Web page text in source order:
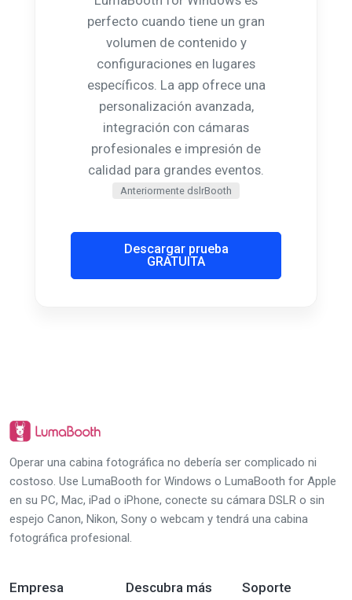
perfecto cuando tiene un gran
volumen de contenido y
configuraciones en lugares
específicos. La app ofrece una
personalización avanzada,
integración con cámaras
profesionales e impresión de
calidad para grandes eventos.
Anteriormente dslrBooth
Descargar prueba
GRATUITA
Operar una cabina fotográfica no debería ser complicado ni
costoso. Use LumaBooth for Windows o LumaBooth for Apple
en su PC, Mac, iPad o iPhone, conecte su cámara DSLR o sin
espejo Canon, Nikon, Sony o webcam y tendrá una cabina
fotográfica profesional.
Empresa Descubra más Soporte